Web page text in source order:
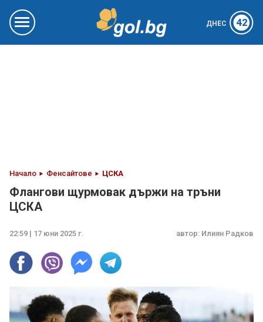
ДНЕС 42
Начало Фенсайтове ЦСКА
Флангови щурмовак държи на тръни
ЦСКА
22:59 | 17 юни 2025 г. автор: Илиян Радков